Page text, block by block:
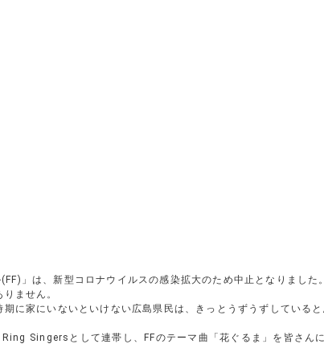
」は、新型コロナウイルスの感染拡大のため中止となりました。
ません。
に家にいないといけない広島県民は、きっとうずうずしていると
Singersとして連帯し、FFのテーマ曲「花ぐるま」を皆さん